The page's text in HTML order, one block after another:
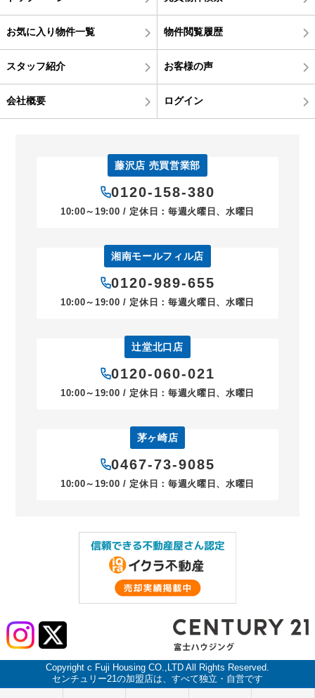
お気に入り物件一覧 物件閲覧履歴
スタッフ紹介 お客様の声
会社概要 ログイン
藤沢店 売買営業部
0120-158-380
10:00～19:00 / 定休日：毎週火曜日、水曜日
湘南モールフィル店
0120-989-655
10:00～19:00 / 定休日：毎週火曜日、水曜日
辻堂北口店
0120-060-021
10:00～19:00 / 定休日：毎週火曜日、水曜日
茅ヶ崎店
0467-73-9085
10:00～19:00 / 定休日：毎週火曜日、水曜日
Copyright c Fuji Housing CO.,LTD All Rights Reserved.
センチュリー21の加盟店は、すべて独立・自営です